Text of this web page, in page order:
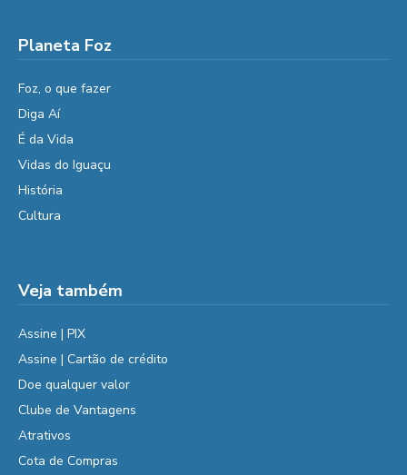
Planeta Foz
Foz, o que fazer
Diga Aí
É da Vida
Vidas do Iguaçu
História
Cultura
Veja também
Assine | PIX
Assine | Cartão de crédito
Doe qualquer valor
Clube de Vantagens
Atrativos
Cota de Compras